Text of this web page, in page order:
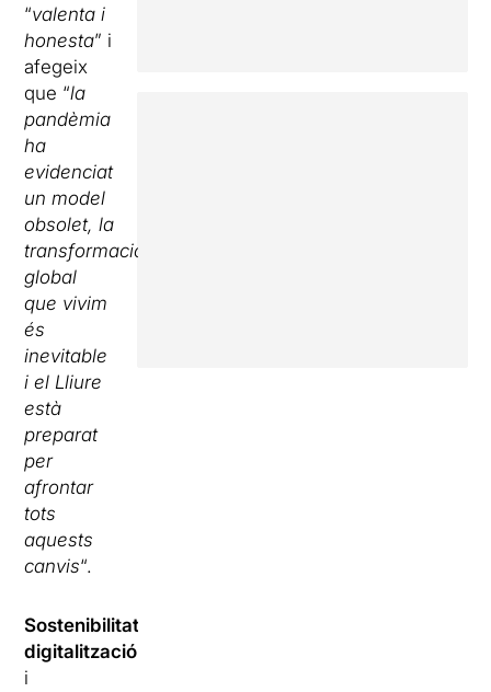
“valenta i
honesta” i
afegeix
que “la
pandèmia
ha
evidenciat
un model
obsolet, la
transformació
global
que vivim
és
inevitable
i el Lliure
està
preparat
per
afrontar
tots
aquests
canvis“.
Sostenibilitat
digitalització
i